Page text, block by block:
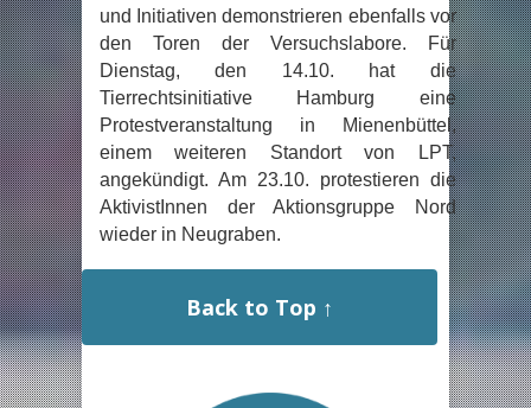
und Initiativen demonstrieren ebenfalls vor
den Toren der Versuchslabore. Für
Dienstag, den 14.10. hat die
Tierrechtsinitiative Hamburg eine
Protestveranstaltung in Mienenbüttel,
einem weiteren Standort von LPT,
angekündigt. Am 23.10. protestieren die
AktivistInnen der Aktionsgruppe Nord
wieder in Neugraben.
Back to Top ↑